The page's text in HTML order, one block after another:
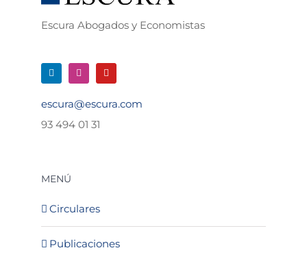
Escura Abogados y Economistas
escura@escura.com
93 494 01 31
MENÚ
Circulares
Publicaciones